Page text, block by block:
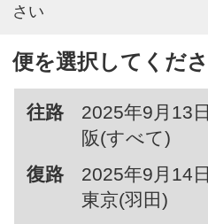
さい
便を選択してくだ
往路
2025年9月13
阪(すべて)
復路
2025年9月14
東京(羽田)